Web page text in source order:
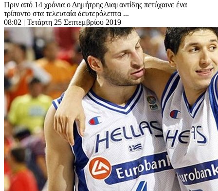
Πριν από 14 χρόνια ο Δημήτρης Διαμαντίδης πετύχαινε ένα
τρίποντο στα τελευταία δευτερόλεπτα ...
08:02 | Τετάρτη 25 Σεπτεμβρίου 2019